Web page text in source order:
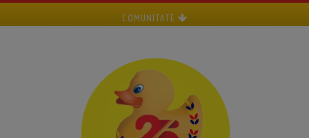
COMUNITATE